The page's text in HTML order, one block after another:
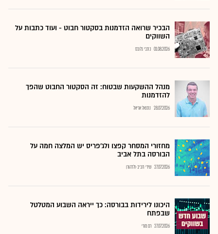
הבכיר שרואה הזדמנות בסקטור חבוט - ועוד כתבות על
השווקים
01.08.2026 כתבי גלובס
מנהל ההשקעות שבטוח: זה הסקטור החבוט שהפך
להזדמנות
28.07.2026 נתנאל אריאל
מחזורי המסחר קפצו ולג'פריס יש המלצה חמה על
הבורסה בתל אביב
27.07.2026 שירי חביב-ולדהורן
היכונו לירידות בבורסה: כך ייראה השבוע המטלטל
שבפתח
27.07.2026 רם מורי